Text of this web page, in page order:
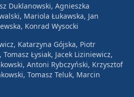
Duklanowski, Agnieszka
Mariola Łukawska, Jan
Konrad Wysocki
Katarzyna Gójska, Piotr
Łysiak, Jacek Liziniewicz,
Antoni Rybczyński, Krzysztof
Tomasz Teluk, Marcin